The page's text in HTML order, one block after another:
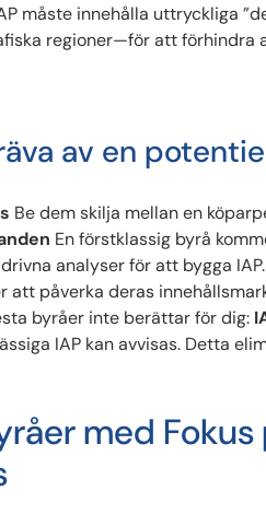
måste innehålla uttryckliga
regioner—för att
av en
Be dem skilja mellan en
En förstklassig byrå
analyser för att bygga
att påverka deras
byråer inte berättar för dig:
IAP kan avvisas. Detta
med